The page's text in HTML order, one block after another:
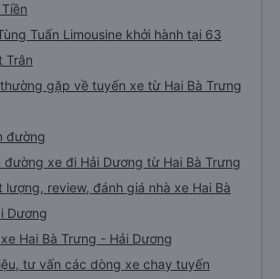
Tuấn Limousine khởi hành tại 63
Trân
gặp về tuyến xe từ Hai Bà Trưng
đường
đường xe đi Hải Dương từ Hai Bà Trưng
lượng, review, đánh giá nhà xe Hai Bà
Dương
Hai Bà Trưng - Hải Dương
tư vấn các dòng xe chạy tuyến